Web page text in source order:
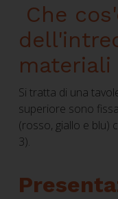
Che
materiali
Si tratta di una
superiore sono
(rosso, giallo e blu)
3).